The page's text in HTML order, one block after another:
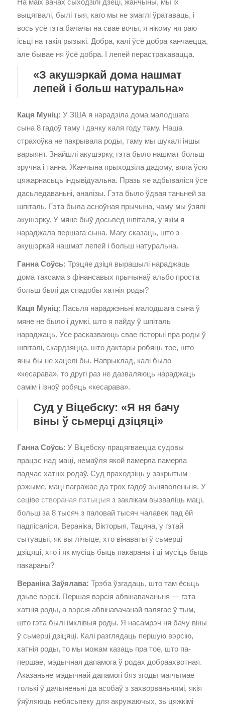
выцягвалі, былі тыя, каго мы не змаглі ўратаваць, і
вось усё гэта бачачы на свае вочы, я нікому ня раю
ісьці на такія рызыкі. Добра, калі ўсё добра канчаецца,
але бывае ня ўсё добра. І лепей перастрахавацца.
«З акушэркай дома нашмат
лепей і больш натуральна»
Каця Муніц: У ЗША я нарадзіла дома малодшага
сына 8 гадоў таму і дачку каля году таму. Наша
страхоўка не пакрывала роды, таму мы шукалі іншы
варыянт. Знайшлі акушэрку, гэта было нашмат больш
зручна і танна. Жанчына прыходзіла дадому, вяла ўсю
цяжарнасьць індывідуальна. Празь яе адбываліся ўсе
дасьледаваньні, аналізы. Гэта было ўдвая таньней за
шпіталь. Гэта была асноўная прычына, чаму мы ўзялі
акушэрку. У мяне быў досьвед шпіталя, у якім я
нараджала першага сына. Магу сказаць, што з
акушэркай нашмат лепей і больш натуральна.
Ганна Соўсь: Трэцяе дзіця вырашылі нараджаць
дома таксама з фінансавых прычынаў альбо проста
больш былі да спадобы хатнія роды?
Каця Муніц: Пасьля нараджэньні малодшага сына ў
мяне не было і думкі, што я пайду ў шпіталь
нараджаць. Усе расказваюць свае гісторыі пра роды ў
шпіталі, скардзяцца, што дактары робяць тое, што
яны бы не хацелі бы. Напрыклад, калі было
«кесарава», то другі раз не дазваляюць нараджаць
самім і ізноў робяць «кесарава».
Суд у Віцебску: «Я ня бачу
віны ў сьмерці дзіцяці»
Ганна Соўсь: У Віцебску працягваецца судовы
працэс над маці, немаўля якой памерла памерла
падчас хатніх родаў. Суд праходзіць у закрытым
рэжыме, маці пагражае да трох гадоў зьняволеньня. У
сецівествораная пэтыцыя з заклікам вызваліць маці,
больш за 8 тысяч з паловай тысяч чалавек пад ёй
падпісаліся. Вераніка, Вікторыя, Тацяна, у гэтай
сытуацыі, як вы лічыце, хто вінаваты ў сьмерці
дзіцяці, хто і як мусіць быць пакараны і ці мусіць быць
пакараны?
Вераніка Заўялава: Трэба ўзгадаць, што там ёсьць
дзьве вэрсіі. Першая вэрсія абвінавачаньня — гэта
хатнія роды, а вэрсія абвінавачанай палягае ў тым,
што гэта былі імклівыя роды. Я насамрэч ня бачу віны
ў сьмерці дзіцяці. Калі разглядаць першую вэрсію,
хатнія роды, то мы можам казаць пра тое, што па-
першае, мэдычная дапамога ў родах добраахвотная.
Аказаньне мэдычнай дапамогі бяз згоды магчымае
толькі ў дачыненьні да асобаў з захворваньнямі, якія
ўяўляюць небясьпеку для акружаючых, зь цяжкімі